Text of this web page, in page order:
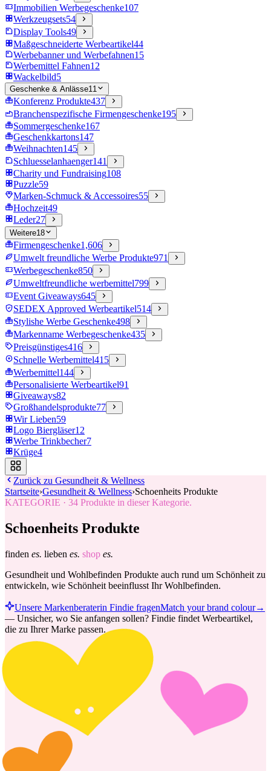
Immobilien Werbegeschenke107
Werkzeugsets54
Display Tools49
Maßgeschneiderte Werbeartikel44
Werbebanner und Werbefahnen15
Werbemittel Fahnen12
Wackelbild5
Geschenke & Anlässe11
Konferenz Produkte437
Branchenspezifische Firmengeschenke195
Sommergeschenke167
Geschenkkartons147
Weihnachten145
Schluesselanhaenger141
Charity und Fundraising108
Puzzle59
Marken-Schmuck & Accessoires55
Hochzeit49
Leder27
Weitere18
Firmengeschenke1,606
Umwelt freundliche Werbe Produkte971
Werbegeschenke850
Umweltfreundliche werbemittel799
Event Giveaways645
SEDEX Approved Werbeartikel514
Stylishe Werbe Geschenke498
Markenname Werbegeschenke435
Preisgünstiges416
Schnelle Werbemittel415
Werbemittel144
Personalisierte Werbeartikel91
Giveaways82
Großhandelsprodukte77
Wir Lieben59
Logo Biergläser12
Werbe Trinkbecher7
Krüge4
Zurück zu Gesundheit & Wellness
Startseite›Gesundheit & Wellness›Schoenheits Produkte
KATEGORIE · 34 Produkte in dieser Kategorie.
Schoenheits Produkte
finden es. lieben es. shop es.
Gesundheit und Wohlbefinden Produkte auch rund um Schönheit zu
entwickeln, wie Schönheit beeinflusst Ihr Wohlbefinden.
Unsere Markenberaterin Findie fragenMatch your brand colour→
— Unsicher, wo Sie anfangen sollen? Findie findet Werbeartikel,
die zu Ihrer Marke passen.